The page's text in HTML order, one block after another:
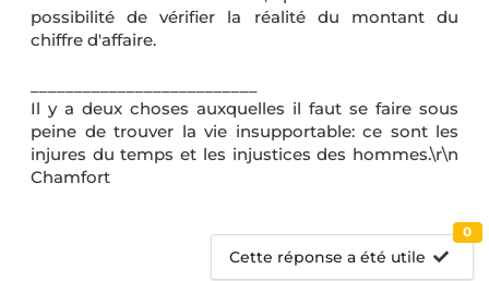
possibilité de vérifier la réalité du montant du
chiffre d'affaire.
Il y a deux choses auxquelles il faut se faire sous
peine de trouver la vie insupportable: ce sont les
injures du temps et les injustices des hommes.\r\n
Chamfort
Cette réponse a été utile
0